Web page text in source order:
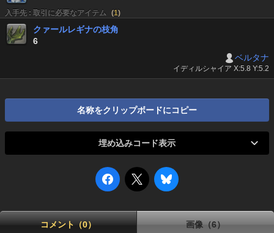
入手先 : 取引に必要なアイテム (1)
クァールレギナの枝角
6
ベルタナ
イディルシャイア X:5.8 Y:5.2
名称をクリップボードにコピー
埋め込みコード表示
コメント（0） 画像（6）